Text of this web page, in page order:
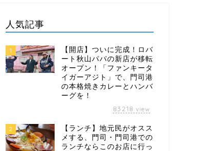
人気記事
1
【開店】ついに完成！ロバ
ート秋山パパの新店が移転
オープン！「ファンキータ
イガーアジト」で、門司港
の本格焼きカレーとハンバ
ーグを！
83218 view
2
【ランチ】地元民がオスス
メする、門司・門司港での
ランチならこのお店に行っ